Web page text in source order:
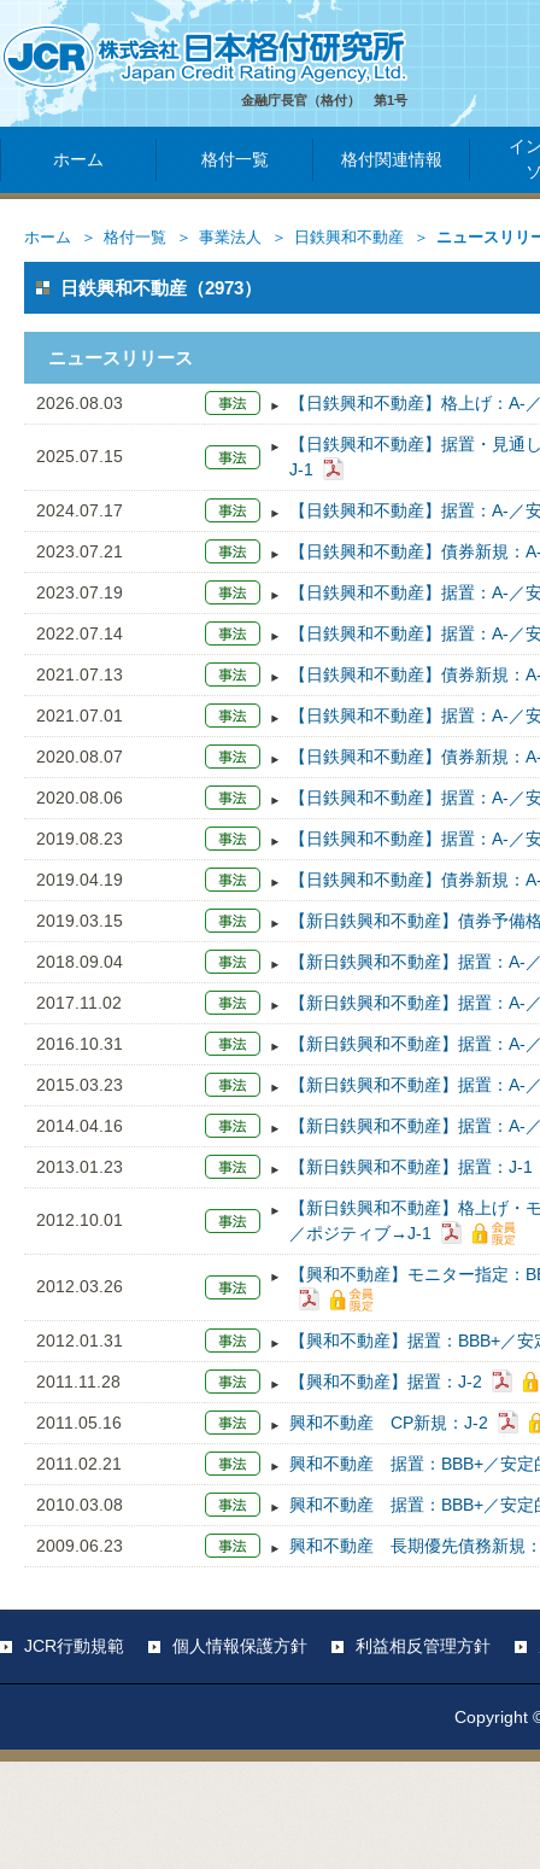
金融庁長官（格付） 第1号
ホーム 格付一覧 格付関連情報
イ
ホーム 格付一覧 事業法人 日鉄興和不動産 ニュースリリ
日鉄興和不動産（2973）
ニュースリリース
2026.08.03 【日鉄興和不動産】格上げ：
2025.07.15
【日鉄興和不動産】据置・見
J-1
2024.07.17 【日鉄興和不動産】据置：A-／
2023.07.21 【日鉄興和不動産】債券新規：
2023.07.19 【日鉄興和不動産】据置：A-／
2022.07.14 【日鉄興和不動産】据置：A-／
2021.07.13 【日鉄興和不動産】債券新規：
2021.07.01 【日鉄興和不動産】据置：A-／
2020.08.07 【日鉄興和不動産】債券新規：
2020.08.06 【日鉄興和不動産】据置：A-／
2019.08.23 【日鉄興和不動産】据置：A-／
2019.04.19 【日鉄興和不動産】債券新規：
2019.03.15 【新日鉄興和不動産】債券予備
2018.09.04 【新日鉄興和不動産】据置：A-
2017.11.02 【新日鉄興和不動産】据置：A-
2016.10.31 【新日鉄興和不動産】据置：A-
2015.03.23 【新日鉄興和不動産】据置：A-
2014.04.16 【新日鉄興和不動産】据置：A-
2013.01.23 【新日鉄興和不動産】据置：J-1
2012.10.01
【新日鉄興和不動産】格上げ
／ポジティブ→J-1
2012.03.26
【興和不動産】モニター指定
2012.01.31 【興和不動産】据置：BBB+／
2011.11.28 【興和不動産】据置：J-2
2011.05.16 興和不動産 CP新規：J-2
2011.02.21 興和不動産 据置：BBB+／安定
2010.03.08 興和不動産 据置：BBB+／安定
2009.06.23 興和不動産 長期優先債務新規
JCR行動規範 個人情報保護方針 利益相反管理方針
Copyright